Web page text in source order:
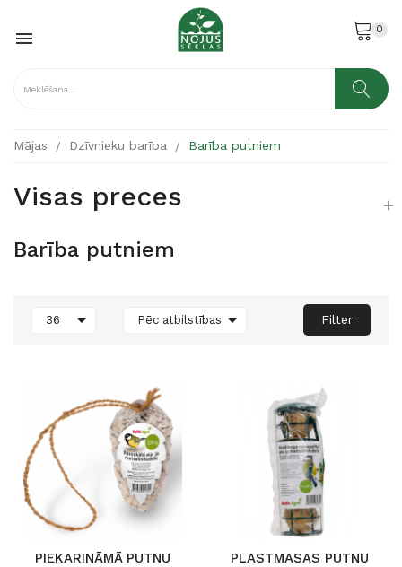
 0
Mājas Dzīvnieku barība Barība putniem
Visas preces 
Barība putniem
36  Pēc atbilstības  Filter
PIEKARINĀMĀ PUTNU
PLASTMASAS PUTNU